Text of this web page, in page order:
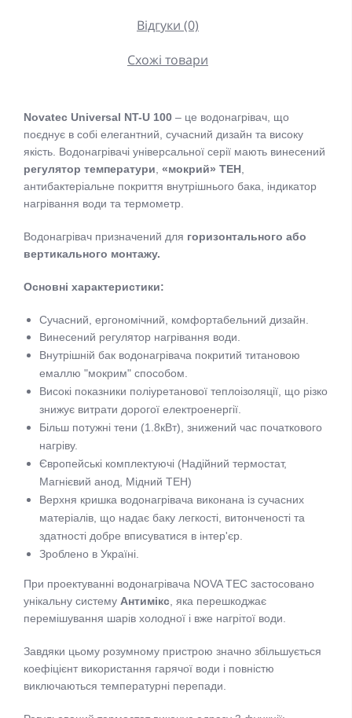
Відгуки (0)
Схожі товари
Novatec Universal NT-U 100 – це водонагрівач, що
поєднує в собі елегантний, сучасний дизайн та високу
якість. Водонагрівачі універсальної серії мають винесений
регулятор температури «мокрий» ТЕН
антибактеріальне покриття внутрішнього бака, індикатор
нагрівання води та термометр.
Водонагрівач призначений для горизонтального або
вертикального монтажу.
Основні характеристики:
Сучасний, ергономічний, комфортабельний дизайн.
Винесений регулятор нагрівання води.
Внутрішній бак водонагрівача покритий титановою
емаллю "мокрим" способом.
Високі показники поліуретанової теплоізоляції, що різко
знижує витрати дорогої електроенергії.
Більш потужні тени (1.8кВт), знижений час початкового
нагріву.
Європейські комплектуючі (Надійний термостат,
Магнієвий анод, Мідний ТЕН)
Верхня кришка водонагрівача виконана із сучасних
матеріалів, що надає баку легкості, витонченості та
здатності добре вписуватися в інтер'єр.
Зроблено в Україні.
При проектуванні водонагрівача NOVA TEC застосовано
унікальну систему Антимікс , яка перешкоджає
перемішування шарів холодної і вже нагрітої води.
Завдяки цьому розумному пристрою значно збільшується
коефіцієнт використання гарячої води і повністю
виключаються температурні перепади.